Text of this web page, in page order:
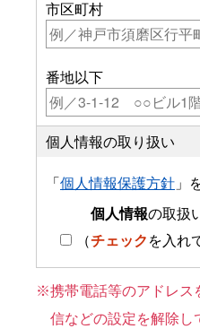
市区町村
番地以下
個人情報の取り扱い
「個人情報保護方針 」
個人情報の取扱
（チェックを入れ
携帯電話等のアドレ
信などの設定を解除し